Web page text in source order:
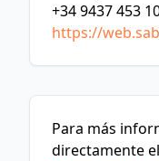
+34 9437 453
https://
Para más
directamente